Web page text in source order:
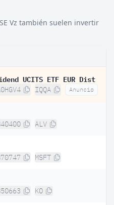
Vz también suelen invertir
UCITS ETF EUR Dist
IQQA Anuncio
ALV
MSFT
KO